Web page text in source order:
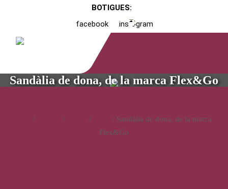
BOTIGUES:
facebook
instagram
Sandàlia de dona, de la marca Flex&Go
/ / /
/ Sandàlia de dona, de la marca
Flex&Go